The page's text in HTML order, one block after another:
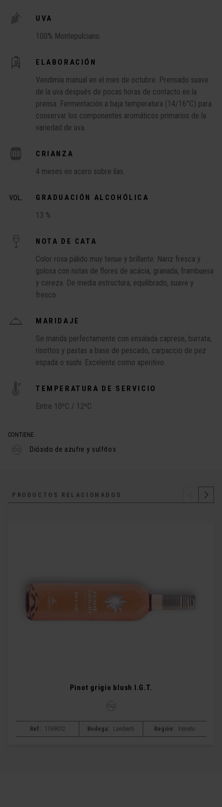
UVA
100% Montepulciano.
ELABORACIÓN
Vendimia manual en el mes de octubre. Prensado suave
de la uva después de pocas horas de contacto en la
prensa. Fermentación a baja temperatura (14/16°C) para
conservar los componentes aromáticos primarios de la
variedad de uva.
CRIANZA
4 meses en acero sobre lías.
GRADUACIÓN ALCOHÓLICA
13 %
NOTA DE CATA
Color rosa pálido muy tenue y brillante. Nariz fresca y
golosa con notas de flores de acácia, granada, frambuesa
y cereza. De media estructura, equilibrado, suave y
fresco.
MARIDAJE
Se marida perfectamente con ensalada caprese, burrata,
risottos y pastas a base de pescado, carpaccio de pez
espada o sushi. Excelente como aperitivo.
TEMPERATURA DE SERVICIO
Entre 10ºC / 12ºC
CONTIENE:
Dióxido de azufre y sulfitos
PRODUCTOS RELACIONADOS
Pinot grigio blush I.G.T.
Ref: 1769012 Bodega: Lamberti Región: Veneto